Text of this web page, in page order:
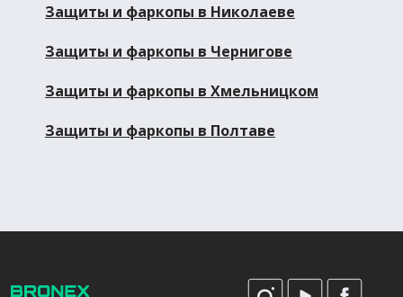
Защиты и фаркопы в Николаеве
Защиты и фаркопы в Чернигове
Защиты и фаркопы в Хмельницком
Защиты и фаркопы в Полтаве